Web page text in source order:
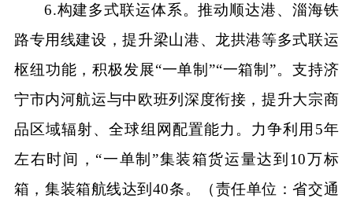
6.构建多式联运体系。推动顺达港、淄海铁
路专用线建设，提升梁山港、龙拱港等多式联运
枢纽功能，积极发展“一单制”“一箱制”。支持济
宁市内河航运与中欧班列深度衔接，提升大宗商
品区域辐射、全球组网配置能力。力争利用5年
左右时间，“一单制”集装箱货运量达到10万标
箱，集装箱航线达到40条。（责任单位：省交通